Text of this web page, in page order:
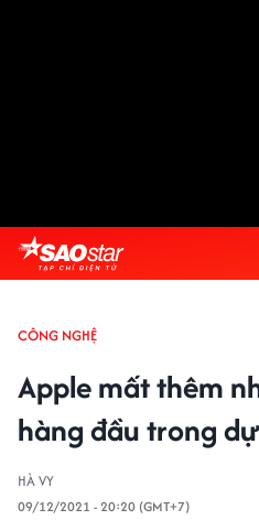
CÔNG NGHỆ
Apple mất thêm
hàng đầu trong
HÀ VY
09/12/2021 - 20:20 (GMT+7)